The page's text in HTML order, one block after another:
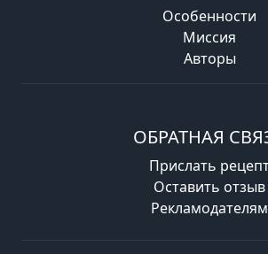
Особенности
Миссия
Авторы
ОБРАТНАЯ
Прислать
Оставить отзыв
Рекламодателям